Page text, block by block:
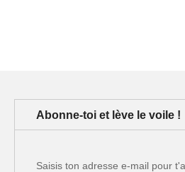
Abonne-toi et lève le voile !
Saisis ton adresse e-mail pour